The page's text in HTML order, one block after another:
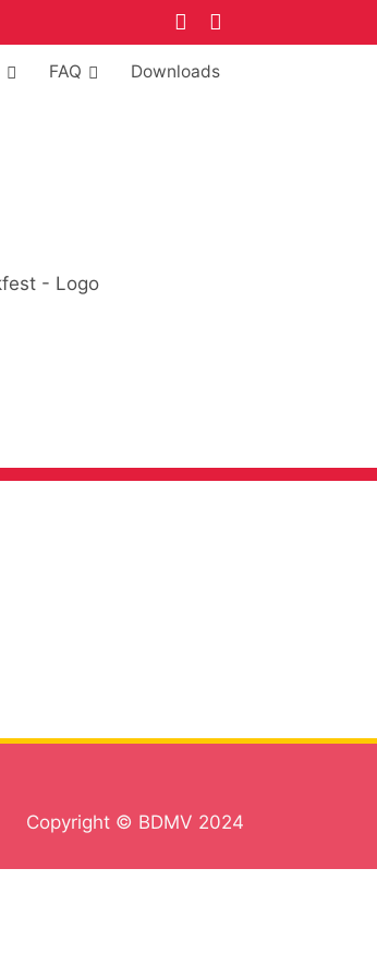
FAQ Downloads
Copyright © BDMV 2024